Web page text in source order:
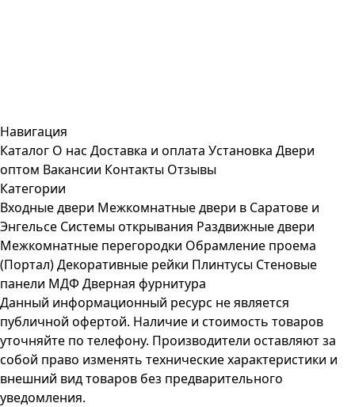
Навигация
Каталог О нас Доставка и оплата Установка Двери
оптом Вакансии Контакты Отзывы
Категории
Входные двери Межкомнатные двери в Саратове и
Энгельсе Системы открывания Раздвижные двери
Межкомнатные перегородки Обрамление проема
(Портал)Декоративные рейки Плинтусы Стеновые
панели МДФ Дверная фурнитура
Данный информационный ресурс не является
публичной офертой. Наличие и стоимость товаров
уточняйте по телефону. Производители оставляют за
собой право изменять технические характеристики и
внешний вид товаров без предварительного
уведомления.